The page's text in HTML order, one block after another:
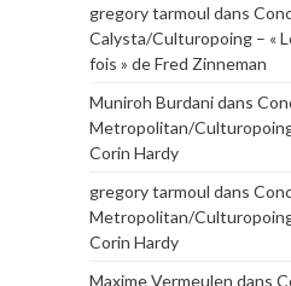
gregory tarmoul dans
Calysta/Culturopoing – «
fois » de Fred Zinneman
Muniroh Burdanidans
Metropolitan/
Corin Hardy
gregory tarmoul dans
Metropolitan/
Corin Hardy
Maxime Vermeulen dans